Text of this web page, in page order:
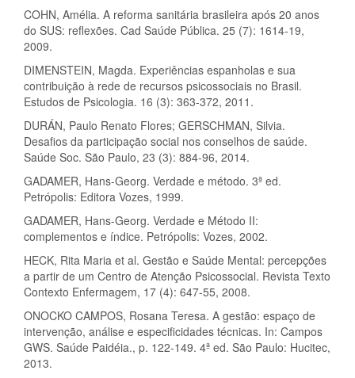
COHN, Amélia. A reforma sanitária brasileira após 20 anos
do SUS: reflexões. Cad Saúde Pública. 25 (7): 1614-19,
2009.
DIMENSTEIN, Magda. Experiências espanholas e sua
contribuição à rede de recursos psicossociais no Brasil.
Estudos de Psicologia. 16 (3): 363-372, 2011.
DURÁN, Paulo Renato Flores; GERSCHMAN, Silvia.
Desafios da participação social nos conselhos de saúde.
Saúde Soc. São Paulo, 23 (3): 884-96, 2014.
GADAMER, Hans-Georg. Verdade e método. 3ª ed.
Petrópolis: Editora Vozes, 1999.
GADAMER, Hans-Georg. Verdade e Método II:
complementos e índice. Petrópolis: Vozes, 2002.
HECK, Rita Maria et al. Gestão e Saúde Mental: percepções
a partir de um Centro de Atenção Psicossocial. Revista Texto
Contexto Enfermagem, 17 (4): 647-55, 2008.
ONOCKO CAMPOS, Rosana Teresa. A gestão: espaço de
intervenção, análise e especificidades técnicas. In: Campos
GWS. Saúde Paidéia., p. 122-149. 4ª ed. São Paulo: Hucitec,
2013.